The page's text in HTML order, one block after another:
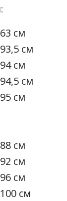
см
см
см
см
см
см
см
см
см